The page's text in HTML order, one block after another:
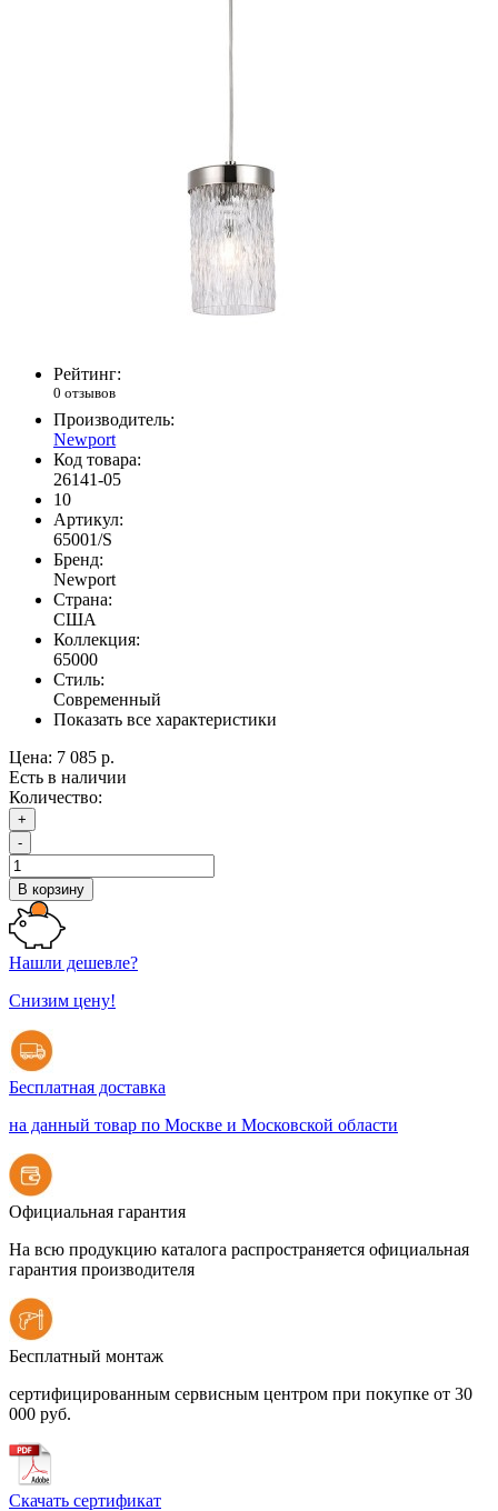
Рейтинг:
0 отзывов
Производитель:
Newport
Код товара:
26141-05
10
Артикул:
65001/S
Бренд:
Newport
Страна:
США
Коллекция:
65000
Стиль:
Современный
Показать все характеристики
Цена: 7 085 р.
Есть в наличии
Количество:
+
-
В корзину
Нашли дешевле?
Снизим цену!
Бесплатная доставка
на данный товар по Москве и Московской области
Официальная гарантия
На всю продукцию каталога распространяется официальная
гарантия производителя
Бесплатный монтаж
сертифицированным сервисным центром при покупке от 30
000 руб.
Скачать сертификат